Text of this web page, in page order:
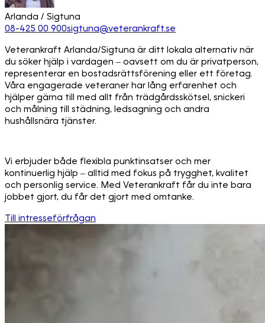
Arlanda / Sigtuna
08-425 00 900sigtuna@veterankraft.se
Veterankraft Arlanda/Sigtuna är ditt lokala alternativ när
du söker hjälp i vardagen – oavsett om du är privatperson,
representerar en bostadsrättsförening eller ett företag.
Våra engagerade veteraner har lång erfarenhet och
hjälper gärna till med allt från trädgårdsskötsel, snickeri
och målning till städning, ledsagning och andra
hushållsnära tjänster.
Vi erbjuder både flexibla punktinsatser och mer
kontinuerlig hjälp – alltid med fokus på trygghet, kvalitet
och personlig service. Med Veterankraft får du inte bara
jobbet gjort, du får det gjort med omtanke.
Till intresseförfrågan